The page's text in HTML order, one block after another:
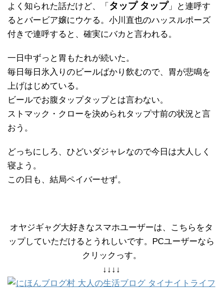
よく知られた話だけど、「 タップ タップ 」と連呼す
るとバービア嬢にウケる。小川直也のハッスルポーズ
付きで連呼すると、確実にバカと言われる。
一日中ずっと胃もたれが続いた。
毎日毎日氷入りのビールばかり飲むので、胃が悲鳴を
上げはじめている。
ビールでお腹タップタップとは言わない。
ストマック・クローを決められタップ寸前の状況と言
おう。
どっちにしろ、ひどいダジャレなので今日は大人しく
寝よう。
この日も、結局ペイバーせず。
オヤジギャグ大好きなスマホユーザーは、こちらをタ
ップしていただけるとうれしいです。PCユーザーなら
クリックっす。
↓↓↓↓